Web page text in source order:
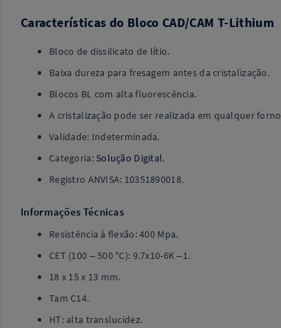
Características do Bloco CAD/CAM T-Lithium
Bloco de dissilicato de lítio.
Baixa dureza para fresagem antes da cristalização.
Blocos BL com alta fluorescência.
A cristalização pode ser realizada em qualquer
Validade: Indeterminada.
Categoria: Solução Digital.
Registro ANVISA: 10351890018.
Informações Técnicas
Resistência à flexão: 400 Mpa.
CET (100 – 500 °C): 9.7x10-6K –1.
18 x 15 x 13 mm.
Tam C14.
HT: alta translucidez.